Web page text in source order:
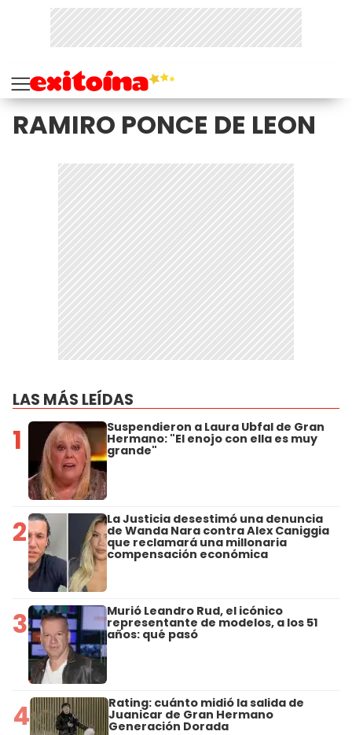
RAMIRO PONCE DE LEON
LAS MÁS LEÍDAS
1 Suspendieron a Laura Ubfal de Gran
Hermano: "El enojo con ella es muy
grande"
2 La Justicia desestimó una denuncia
de Wanda Nara contra Alex Caniggia
que reclamará una millonaria
compensación económica
3 Murió Leandro Rud, el icónico
representante de modelos, a los 51
años: qué pasó
4 Rating: cuánto midió la salida de
Juanicar de Gran Hermano
Generación Dorada